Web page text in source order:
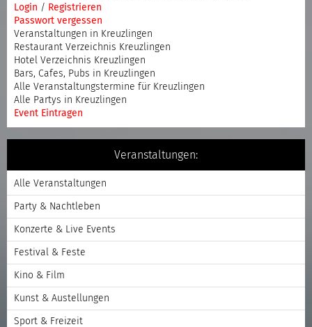
Login / Registrieren
Passwort vergessen
Veranstaltungen in Kreuzlingen
Restaurant Verzeichnis Kreuzlingen
Hotel Verzeichnis Kreuzlingen
Bars, Cafes, Pubs in Kreuzlingen
Alle Veranstaltungstermine für Kreuzlingen
Alle Partys in Kreuzlingen
Event Eintragen
Veranstaltungen:
Alle Veranstaltungen
Party & Nachtleben
Konzerte & Live Events
Festival & Feste
Kino & Film
Kunst & Austellungen
Sport & Freizeit